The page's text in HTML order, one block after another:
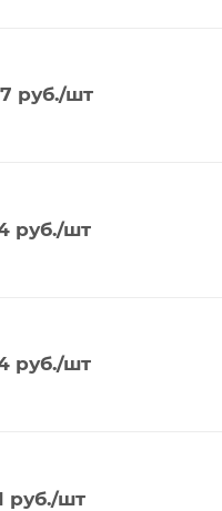
руб./шт
руб./шт
руб./шт
руб./шт